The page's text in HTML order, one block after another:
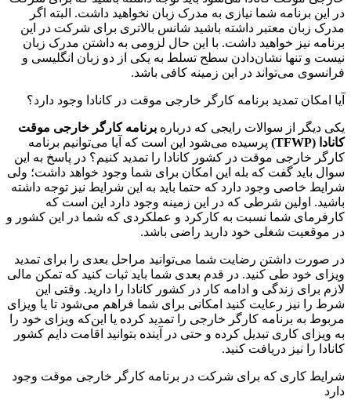
در این برنامه شما نیازی به مدرک زبان نخواهید داشت. البته اگر
مدرک زبان معتبر داشته باشید شانس بالاتری برای شرکت در این
برنامه نیز خواهید داشت. با این حال لزومی به داشتن مدرک زبان
نیست و تنها نشان‌دادن سطح تسلط به یکی از دو زبان‌ انگلیسی و
فرانسوی می‌تواند در این زمینه کافی باشد.
آیا امکان تمدید برنامه کارگر خارجی موقت در کانادا وجود دارد؟
یکی دیگر از سوالات رایجی که درباره برنامه کارگر خارجی موقت
کانادا (TFWP
) پرسیده می‌شود این است که آیا می‌توانیم برنامه
کارگر خارجی موقت در کشور کانادا را تمدید کنیم؟ در پاسخ به این
سوال باید گفت که بله این امکان برای شما وجود خواهد داشت؛ ولی
شرایط خاصی وجود دارد که حتما باید به این شرایط نیز توجه داشته
باشید. اولین شرطی که در این زمینه وجود دارد این است که
کارفرمای شما نسبت به کارکرد و عملکردی که شما در این کشور و
در موقعیت شغلی خود دارید راضی باشد.
در صورت داشتن رضایت شما می‌توانید مراحل بعدی را برای تمدید
ویزای خود طی کنید. در قدم بعدی شما باید ثبات کنید که تمکن مالی
لازم برای زندگی و ادامه کار در کشور کانادا را دارید. وقتی این
شرط را نیز رعایت کنید امکانی برای شما فراهم می‌شود تا یا ویزای
مربوط به برنامه کارگر خارجی را تمدید کرده یا این‌که ویزای خود را
به ویزای کاری تبدیل کرده و حتی در آینده بتوانید اقامت دایم کشور
کانادا را نیز دریافت کنید.
شرایط کاری که برای شرکت در برنامه کارگر خارجی موقت وجود
دارد